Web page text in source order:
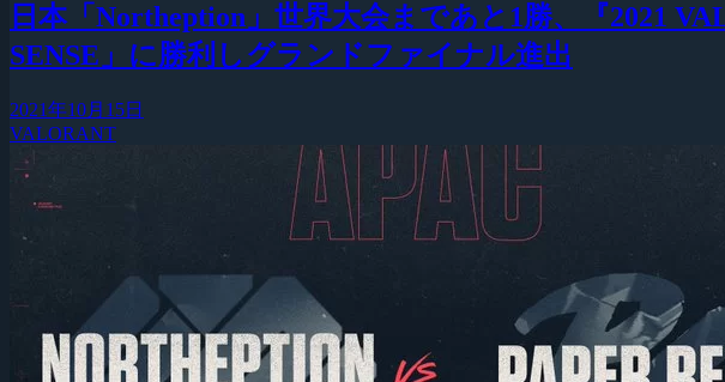
日本「Northeption」世界大会まであと1勝、『2021
SENSE」に勝利しグランドファイナル進出
2021年10月15日
VALORANT